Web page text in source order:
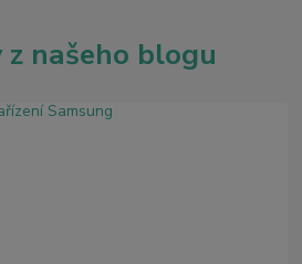
z našeho blogu